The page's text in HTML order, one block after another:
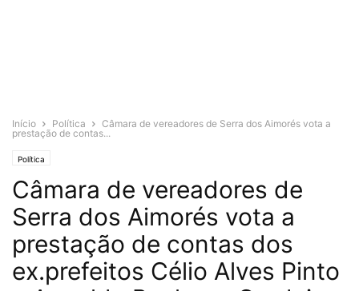
Início Política
Câmara de vereadores de Serra dos Aimorés vota a
prestação de contas...
Política
Câmara de vereadores de
Serra dos Aimorés vota a
prestação de contas dos
ex.prefeitos Célio Alves Pinto